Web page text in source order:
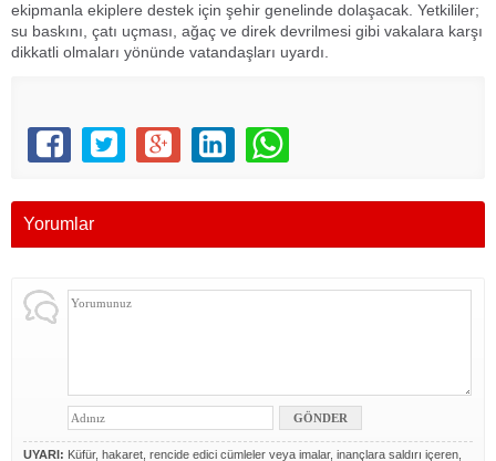
ekipmanla ekiplere destek için şehir genelinde dolaşacak. Yetkililer;
su baskını, çatı uçması, ağaç ve direk devrilmesi gibi vakalara karşı
dikkatli olmaları yönünde vatandaşları uyardı.
Yorumlar
UYARI: Küfür, hakaret, rencide edici cümleler veya imalar, inançlara saldırı içeren,